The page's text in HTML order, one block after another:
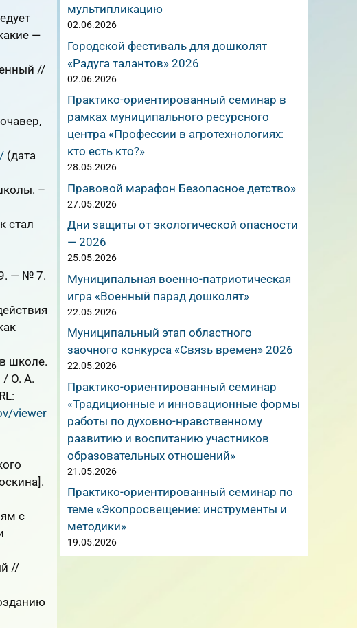
—
//
(дата
–
стал
— № 7.
школе.
/ О. А.
viewer
с
//
мультипликацию
02.06.2026
Городской фестиваль для дошколят
«Радуга талантов» 2026
02.06.2026
Практико-ориентированный семинар в
рамках муниципального ресурсного
центра «Профессии в агротехнологиях:
кто есть кто?»
28.05.2026
Правовой марафон Безопасное детство»
27.05.2026
Дни защиты от экологической опасности
— 2026
25.05.2026
Муниципальная военно-патриотическая
игра «Военный парад дошколят»
22.05.2026
Муниципальный этап областного
заочного конкурса «Связь времен» 2026
22.05.2026
Практико-ориентированный семинар
«Традиционные и инновационные формы
работы по духовно-нравственному
развитию и воспитанию участников
образовательных отношений»
21.05.2026
Практико-ориентированный семинар по
теме «Экопросвещение: инструменты и
методики»
19.05.2026